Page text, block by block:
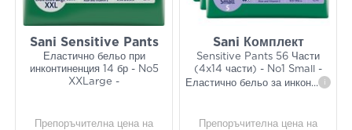
Sani Sensitive Pants
Еластично бельо при
инконтиненция 14 бр - No5
XXLarge -
Препоръчителна цена на
Sani Комплект
Sensitive Pants 56 Части
(4x14 части) - No1 Small -
Еластично бельо за инкон... i
Препоръчителна цена на